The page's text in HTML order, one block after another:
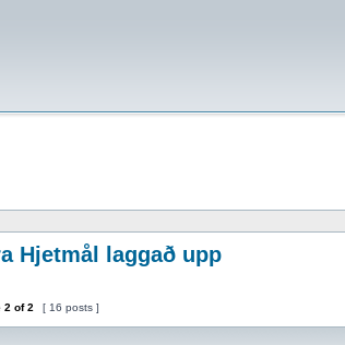
Hjetmål laggað upp
2 of2 [ 16 posts ]